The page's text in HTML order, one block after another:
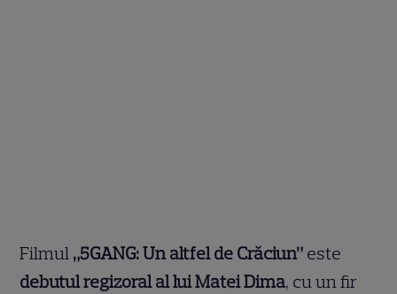
Filmul „5GANG: Un altfel de Crăciun” este
debutul regizoral al lui Matei Dima, cu un fir